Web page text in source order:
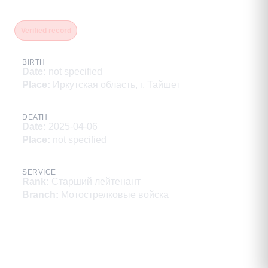
BIRTH
Date: not specified
Place: Иркутская область, г. Тайшет
DEATH
Date: 2025-04-06
Place: not specified
SERVICE
Rank: Старший лейтенант
Branch : Мотострелковые войска